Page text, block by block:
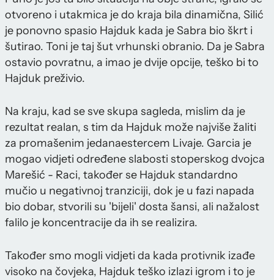
otvoreno i utakmica je do kraja bila dinamična, Silić
je ponovno spasio Hajduk kada je Sabra bio škrt i
šutirao. Toni je taj šut vrhunski obranio. Da je Sabra
ostavio povratnu, a imao je dvije opcije, teško bi to
Hajduk preživio.
Na kraju, kad se sve skupa sagleda, mislim da je
rezultat realan, s tim da Hajduk može najviše žaliti
za promašenim jedanaestercem Livaje. Garcia je
mogao vidjeti određene slabosti stoperskog dvojca
Marešić - Raci, također se Hajduk standardno
mučio u negativnoj tranziciji, dok je u fazi napada
bio dobar, stvorili su 'bijeli' dosta šansi, ali nažalost
falilo je koncentracije da ih se realizira.
Također smo mogli vidjeti da kada protivnik izađe
visoko na čovjeka, Hajduk teško izlazi igrom i to je